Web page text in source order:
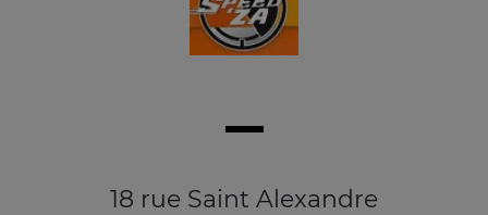
18 rue Saint Alexandre